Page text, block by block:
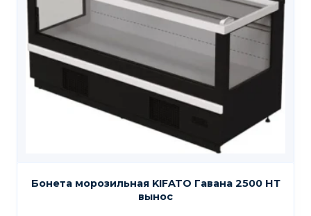
Бонета морозильная KIFATO Гавана 2500 НТ
вынос